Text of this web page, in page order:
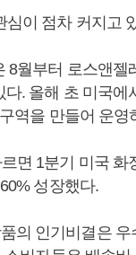
이 점차 커지고
8월부터 로스앤
다. 올해 초 미국
구역을 만들어 운
면 1분기 미국
성장했다.
의 인기비결은